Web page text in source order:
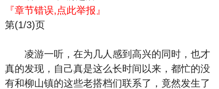
『章节错误,点此举报』
第(1/3)页
凌游一听，在为几人感到高兴的同时，也才
真的发现，自己真是这么长时间以来，都忙的没
有和柳山镇的这些老搭档们联系了，竟然发生了